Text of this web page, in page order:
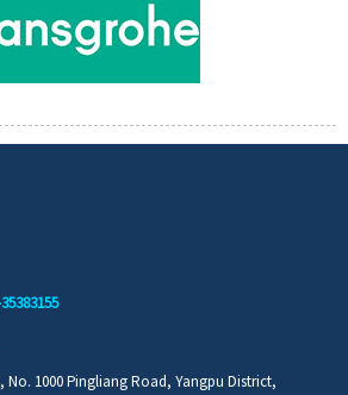
No. 1000 Pingliang Road, Yangpu District,